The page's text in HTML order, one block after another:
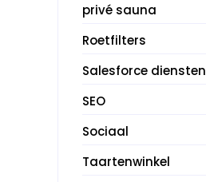
privé sauna
Roetfilters
Salesforce diensten
SEO
Sociaal
Taartenwinkel